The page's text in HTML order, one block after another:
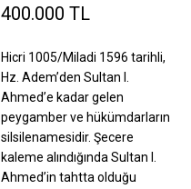
400.000 TL
Hicri 1005/Miladi 1596 tarihli,
Hz. Adem’den Sultan I.
Ahmed’e kadar gelen
peygamber ve hükümdarların
silsilenamesidir. Şecere
kaleme alındığında Sultan I.
Ahmed’in tahtta olduğu